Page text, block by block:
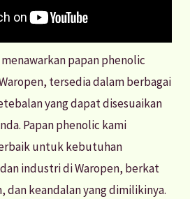
papan phenolic
tersedia dalam berbagai
yang dapat disesuaikan
Papan phenolic kami
untuk kebutuhan
industri di Waropen, berkat
dan keandalan yang dimilikinya.